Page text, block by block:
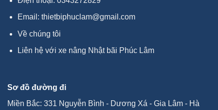
Email: thietbiphuclam@gmail.com
Về chúng tôi
Liên hệ với xe nâng Nhật bãi Phúc Lâm
Sơ đồ đường đi
Miền Bắc: 331 Nguyễn Bình - Dương Xá - Gia Lâm - Hà